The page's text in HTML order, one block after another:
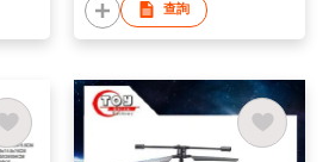
查詢